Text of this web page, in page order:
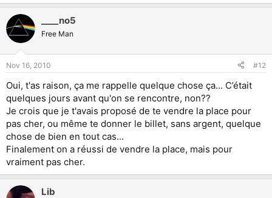
____no5
Free Man
Nov 16, 2010 #12
Oui, t'as raison, ça me rappelle quelque chose ça... C’était
quelques jours avant qu'on se rencontre, non??
Je crois que je t'avais proposé de te vendre la place pour
pas cher, ou même te donner le billet, sans argent, quelque
chose de bien en tout cas...
Finalement on a réussi de vendre la place, mais pour
vraiment pas cher.
Lib